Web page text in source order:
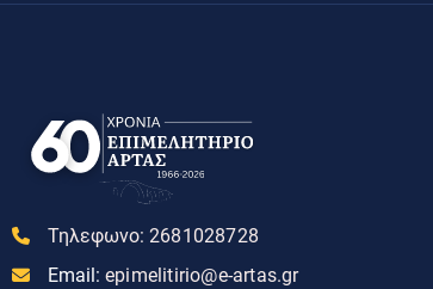
Τηλεφωνο: 2681028728
Email: epimelitirio@e-artas.gr